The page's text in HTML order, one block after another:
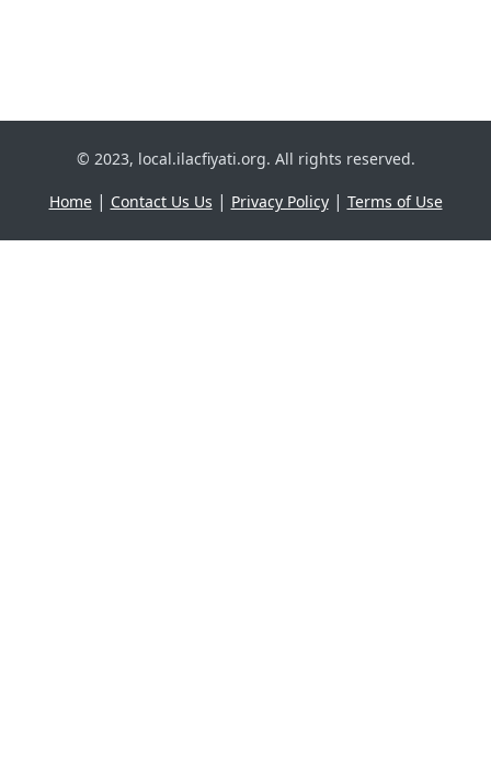
© 2023, local.ilacfiyati.org. All rights reserved.
Home| Contact Us Us | Privacy Policy| Terms of Use